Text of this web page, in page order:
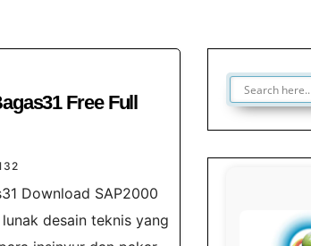
​Free Full
Download SAP2000
desain teknis yang